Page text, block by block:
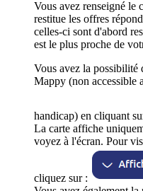
Vous avez renseigné le
restitue les offres
celles-ci sont d'abord
est le plus proche de
Vous avez la possibilité
Mappy (non accessible
handicap) en cliquant
La carte affiche
voyez à l'écran. Pour
cliquez sur :